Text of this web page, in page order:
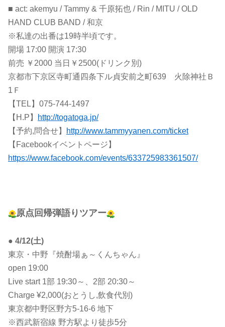
■ act: akemyu / Tammy & 千原拓也 / Rin / MITU / OLD
HAND CLUB BAND / 和京
※私達の出番は19時半頃です。
開場 17:00 開演 17:30
前売 ￥2000 当日￥2500(ドリンク別)
京都市下京区寺町通四条下ル貞安前之町639 火除神社Ｂ
1Ｆ
【TEL】075-744-1497
【H.P】
http://togatoga.jp/
【予約,問合せ】
http://www.tammyyanen.com/ticket
【Facebookイベントページ】
https://www.facebook.com/events/633725983361507/
原点回帰弾語りツアー
● 4/12(土)
東京・中野『焼酎場ぁ～くんちゃん』
open 19:00
Live start 1部 19:30～、2部 20:30～
Charge ¥2,000(おとうし,飲食代別)
東京都中野区野方5-16-6 地下
※西武新宿線 野方駅より徒歩5分